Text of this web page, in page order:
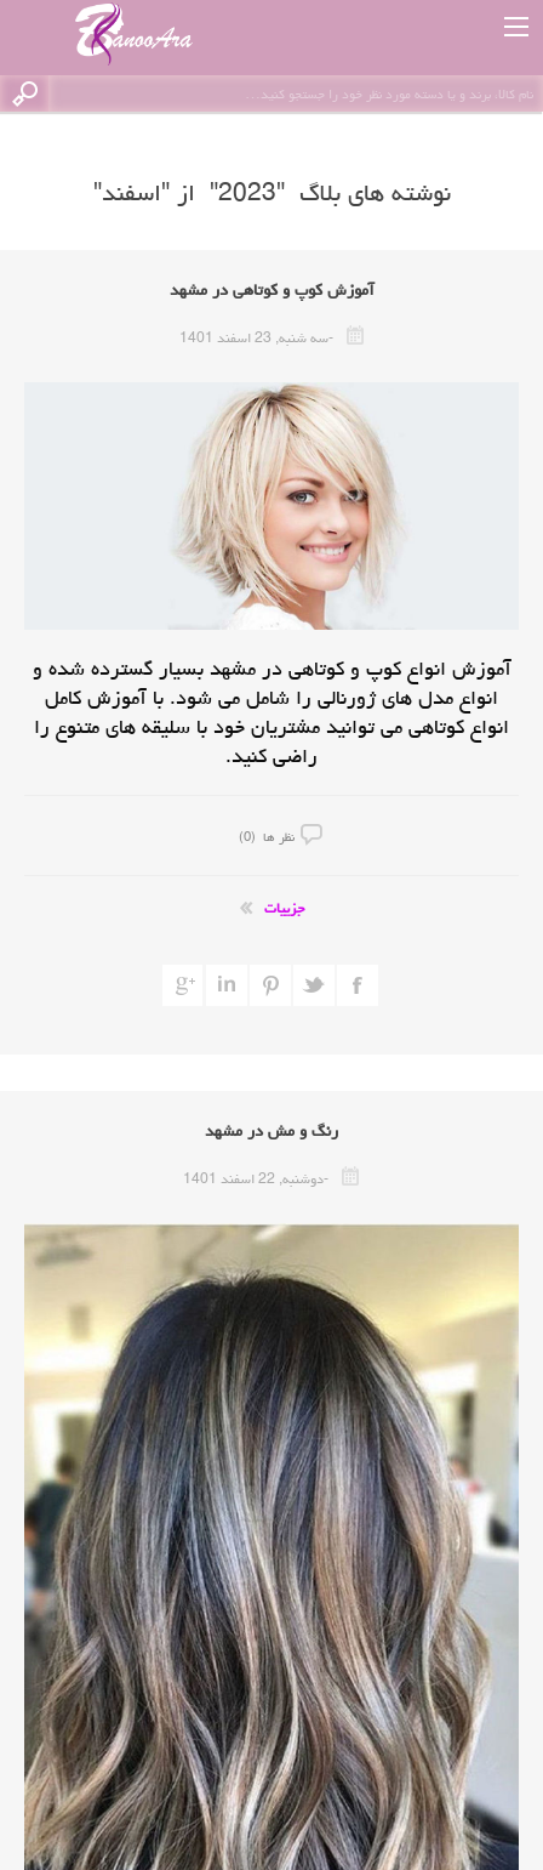
نوشته های بلاگ "2023" از "اسفند"
آموزش کوپ و کوتاهی در مشهد
-سه شنبه, 23 اسفند 1401
آموزش انواع کوپ و کوتاهی در مشهد بسیار گسترده شده و
انواع مدل های ژورنالی را شامل می شود. با آموزش کامل
انواع کوتاهی می توانید مشتریان خود با سلیقه های متنوع را
راضی کنید.
نظر ها (0)
جزییات
رنگ و مش در مشهد
-دوشنبه, 22 اسفند 1401